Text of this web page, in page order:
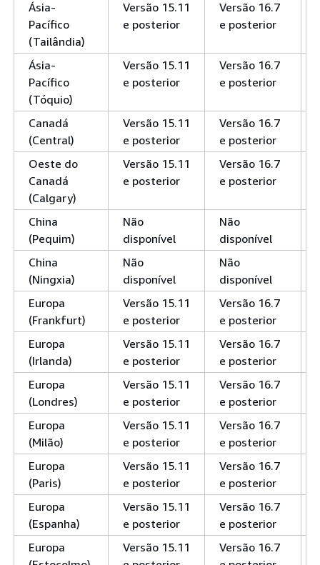
Ásia-
Pacífico
(Tailândia)
Versão 15.11
e posterior
Versão 16.7
e posterior
Ásia-
Pacífico
(Tóquio)
Versão 15.11
e posterior
Versão 16.7
e posterior
Canadá
(Central)
Versão 15.11
e posterior
Versão 16.7
e posterior
Oeste do
Canadá
(Calgary)
Versão 15.11
e posterior
Versão 16.7
e posterior
China
(Pequim)
Não
disponível
Não
disponível
China
(Ningxia)
Não
disponível
Não
disponível
Europa
(Frankfurt)
Versão 15.11
e posterior
Versão 16.7
e posterior
Europa
(Irlanda)
Versão 15.11
e posterior
Versão 16.7
e posterior
Europa
(Londres)
Versão 15.11
e posterior
Versão 16.7
e posterior
Europa
(Milão)
Versão 15.11
e posterior
Versão 16.7
e posterior
Europa
(Paris)
Versão 15.11
e posterior
Versão 16.7
e posterior
Europa
(Espanha)
Versão 15.11
e posterior
Versão 16.7
e posterior
Europa
Versão 15.11
Versão 16.7